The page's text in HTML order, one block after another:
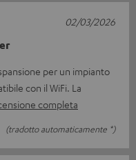
per un impianto
con il WiFi. La
completa
(tradotto automaticamente *)
02/03/2026